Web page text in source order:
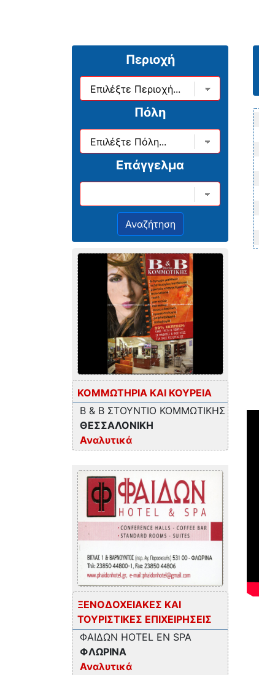
Περιοχή
Πόλη
Επάγγελμα
ΚΟΜΜΩΤΗΡΙΑ ΚΑΙ ΚΟΥΡΕΙΑ
B & B ΣΤΟΥΝΤΙΟ ΚΟΜΜΩΤΙΚΗΣ
ΘΕΣΣΑΛΟΝΙΚΗ
Αναλυτικά
ΞΕΝΟΔΟΧΕΙΑΚΕΣ ΚΑΙ
ΤΟΥΡΙΣΤΙΚΕΣ ΕΠΙΧΕΙΡΗΣΕΙΣ
ΦΑΙΔΩΝ HOTEL EN SPA
ΦΛΩΡΙΝΑ
Αναλυτικά